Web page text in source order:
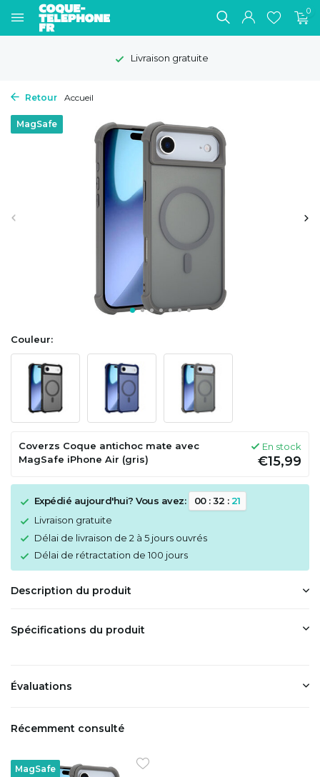
0
Livraison gratuite
Retour Accueil
MagSafe
Couleur:
Coverzs Coque antichoc mate avec
MagSafe iPhone Air (gris)
En stock
€15,99
Expédié aujourd'hui? Vous avez: 00:32:20
Livraison gratuite
Délai de livraison de 2 à 5 jours ouvrés
Délai de rétractation de 100 jours
Description du produit
Spécifications du produit
Évaluations
Récemment consulté
MagSafe